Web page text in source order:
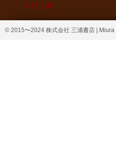
価格
￥41,140
© 2015〜2024 株式会社 三浦書店 |